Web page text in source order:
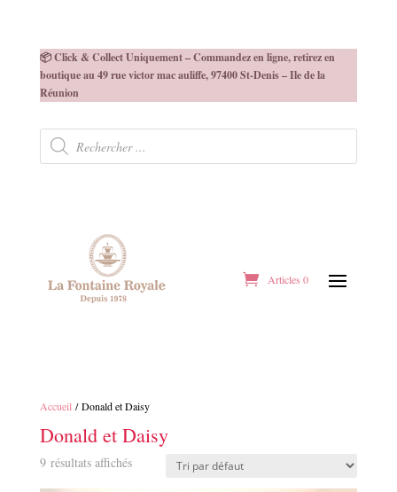
📦 Click & Collect Uniquement – Commandez en ligne, retirez en
boutique au 49 rue victor mac auliffe, 97400 St-Denis – Ile de la
Réunion
Recherche
produits
Articles 0
Accueil / Donald et Daisy
Donald et Daisy
9 résultats affichés